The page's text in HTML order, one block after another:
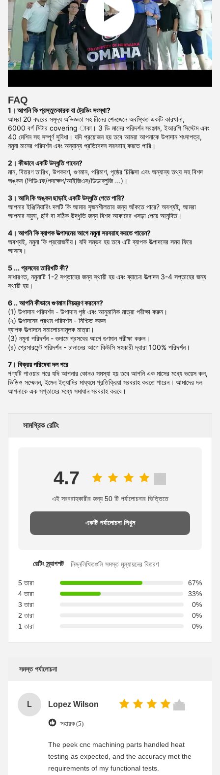
FAQ
1। আপনি কি প্রস্তুতকারক বা ট্রেডিং সংস্থা?
আমরা 20 বছরের সমৃদ্ধ অভিজ্ঞতা সহ চীনের শেনজেনে অবস্থিত একটি কারখানা,
6000 বর্গ মিটার covering াকা। 3 ডি মানের পরিদর্শন সরঞ্জাম, ইআরপি সিস্টেম এবং
40 মেশিন সহ সম্পূর্ণ সুবিধা। যদি প্রয়োজন হয় তবে আমরা আপনাকে উপাদান শংসাপত্র,
নমুনা মানের পরিদর্শন এবং অন্যান্য প্রতিবেদন সরবরাহ করতে পারি।
2। কীভাবে একটি উদ্ধৃতি পাবেন?
মান, বিতরণ তারিখ, উপকরণ, গুণমান, পরিমাণ, পৃষ্ঠের চিকিত্সা এবং অন্যান্য তথ্য সহ বিশদ
অঙ্কন (পিডিএফ/পদক্ষেপ/আইজিএস/ডিডাব্লুজি ...)।
3। আমি কি অঙ্কন ছাড়াই একটি উদ্ধৃতি পেতে পারি?
আপনার ইঞ্জিনিয়ারিং দলটি কি আমার সৃজনশীলতার জন্য আঁকতে পারে? অবশ্যই, আমরা
আপনার নমুনা, ছবি বা সঠিক উদ্ধৃতি জন্য বিশদ আকারের খসড়া পেয়ে আনন্দিত।
4। আপনি কি ব্যাপক উত্পাদনের আগে নমুনা সরবরাহ করতে পারেন?
অবশ্যই, নমুনা ফি প্রয়োজনীয়। যদি সম্ভব হয় তবে এটি ব্যাপক উত্পাদনের সময় ফিরে
আসবে।
5 ... প্রসবের তারিখটি কী?
সাধারণত, নমুনাটি 1-2 সপ্তাহের জন্য স্থায়ী হয় এবং ব্যাচের উত্পাদন 3-4 সপ্তাহের জন্য
স্থায়ী হয়।
6 .. আপনি কীভাবে গুণমান নিয়ন্ত্রণ করবেন?
(1) উপাদান পরিদর্শন - উপাদান পৃষ্ঠ এবং আনুমানিক মাত্রা পরীক্ষা করুন।
(২) উত্পাদনের প্রথম পরিদর্শন - নিশ্চিত করুন
ব্যাপক উত্পাদনে সমালোচনামূলক মাত্রা।
(3) নমুনা পরিদর্শন - গুদামে প্রসবের আগে গুণমান পরীক্ষা করুন।
(৪) প্রেসারমেন্ট পরিদর্শন - চালানের আগে কিউসি সহকারী দ্বারা 100% পরিদর্শন।
7। বিক্রয় পরিষেবা দল পরে
পণ্যটি পাওয়ার পরে যদি আপনার কোনও সমস্যা হয় তবে আপনি এক মাসের মধ্যে ভয়েস কল,
ভিডিও সম্মেলন, ইমেল ইত্যাদির মাধ্যমে প্রতিক্রিয়া সরবরাহ করতে পারেন। আমাদের দল
আপনাকে এক সপ্তাহের মধ্যে সমাধান সরবরাহ করবে।
সামগ্রিক রেটিং
4.7
এই সরবরাহকারীর জন্য 50 টি পর্যালোচনার ভিত্তিতে
একটি পর্যালোচনা লিখুন
রেটিং স্ন্যাপশট নিম্নলিখিতগুলি সমস্ত মূল্যায়নের বিতরণ
5 তারা
67%
4 তারা
33%
3 তারা
0%
2 তারা
0%
1 তারা
0%
সমস্ত পর্যালোচনা
L Lopez Wilson
সহায়ক (5)
The peek cnc machining parts handled heat
testing as expected, and the accuracy met the
requirements of my functional tests.